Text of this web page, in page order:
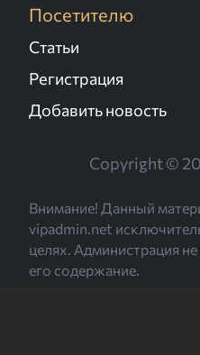
Посетителю
Статьи
Регистрация
Добавить новость
Copyright ©
Внимание! Данный
vipadmin.net
целях. Администрация не
его содержание.